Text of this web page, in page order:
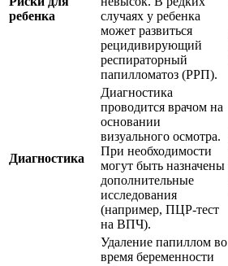
ребенка
случаях у ребенка
может развиться
рецидивирующий
респираторный
папилломатоз (РРП).
Диагностика
Диагностика
проводится врачом на
основании
визуального осмотра.
При необходимости
могут быть назначены
дополнительные
исследования
(например, ПЦР-тест
на ВПЧ).
Удаление папиллом во
время беременности